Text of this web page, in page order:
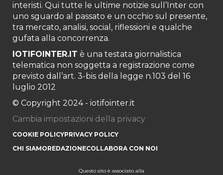
interisti. Qui tutte le ultime notizie sull’Inter con
uno sguardo al passato e un occhio sul presente,
tra mercato, analisi, social, riflessioni e qualche
gufata alla concorrenza.
IOTIFOINTER.IT è una testata giornalistica
telematica non soggetta a registrazione come
previsto dall’art. 3-bis della legge n.103 del 16
luglio 2012
© Copyright 2024 - iotifointer.it
Cambia impostazioni della privacy
COOKIE POLICYPRIVACY POLICY
CHI SIAMOREDAZIONECOLLABORA CON NOI
Questo sito è associato alla